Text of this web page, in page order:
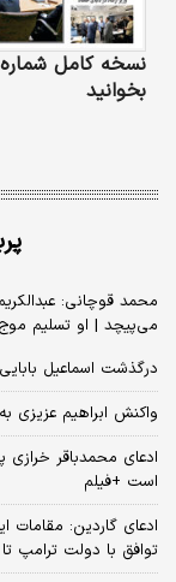
نسخه کامل شماره
بخوانید
محمد قوچانی:
می‌پیچد | او تسلیم
درگذشت اسماعیل
واکنش ابراهیم عزیزی
ادعای محمدباقر
است +فیلم
ادعای گاردین: مقامات
توافق با دولت ترامپ